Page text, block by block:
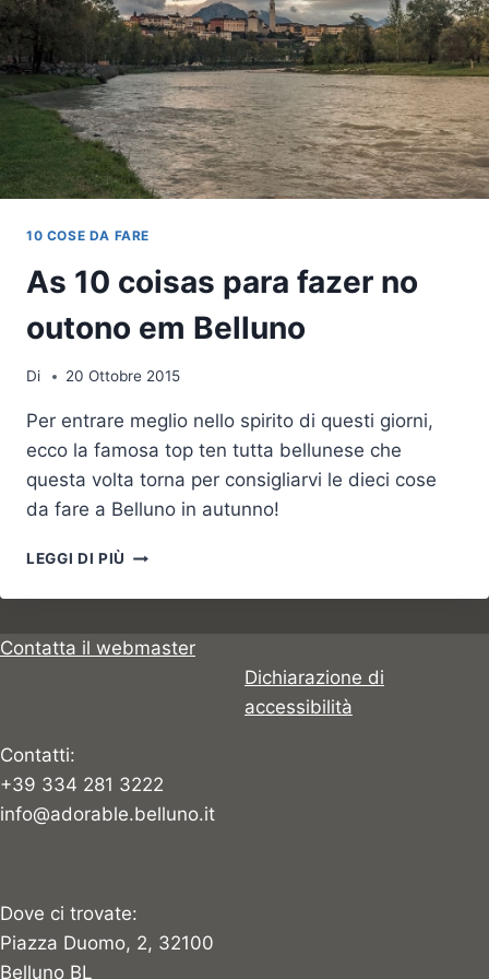
10 COSE DA FARE
As 10 coisas para fazer no
outono em Belluno
Di 20 Ottobre 2015
Per entrare meglio nello spirito di questi giorni,
ecco la famosa top ten tutta bellunese che
questa volta torna per consigliarvi le dieci cose
da fare a Belluno in autunno!
LEGGI DI PIÙ AS
COISAS
FAZER
Contatta il webmaster
Dichiarazione di
accessibilità
Contatti:
+39 334 281 3222
info@adorable.belluno.it
Dove ci trovate:
Piazza Duomo, 2, 32100
Belluno BL